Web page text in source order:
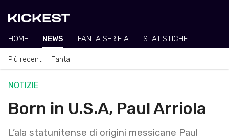
HOME NEWS FANTA SERIE A STATISTICHE
Più recenti Fanta
NOTIZIE
Born in U.S.A, Paul Arriola
L’ala statunitense di origini messicane Paul